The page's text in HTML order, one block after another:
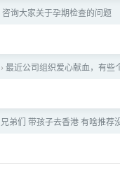
咨询大家关于孕期检查的问题
› 最近公司组织爱心献血，有些
兄弟们 带孩子去香港 有啥推荐